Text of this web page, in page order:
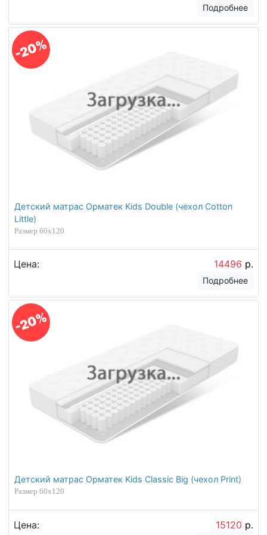
Подробнее
-20%
Детский матрас Орматек Kids Double (чехол Cotton
Little)
Размер 60х120
Цена: 14496 р.
Подробнее
-20%
Детский матрас Орматек Kids Classic Big (чехол Print)
Размер 60х120
Цена: 15120 р.